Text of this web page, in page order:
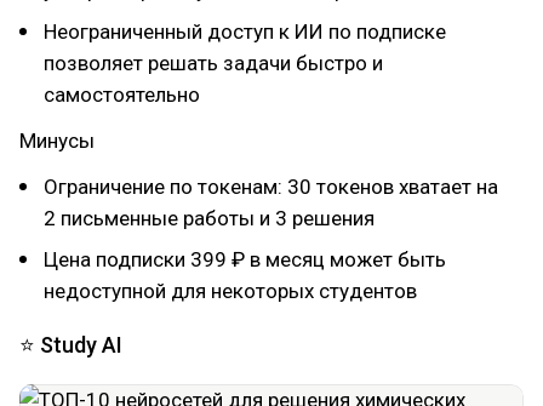
Неограниченный доступ к ИИ по подписке
позволяет решать задачи быстро и
самостоятельно
Минусы
Ограничение по токенам: 30 токенов хватает на
2 письменные работы и 3 решения
Цена подписки 399 ₽ в месяц может быть
недоступной для некоторых студентов
⭐ Study AI